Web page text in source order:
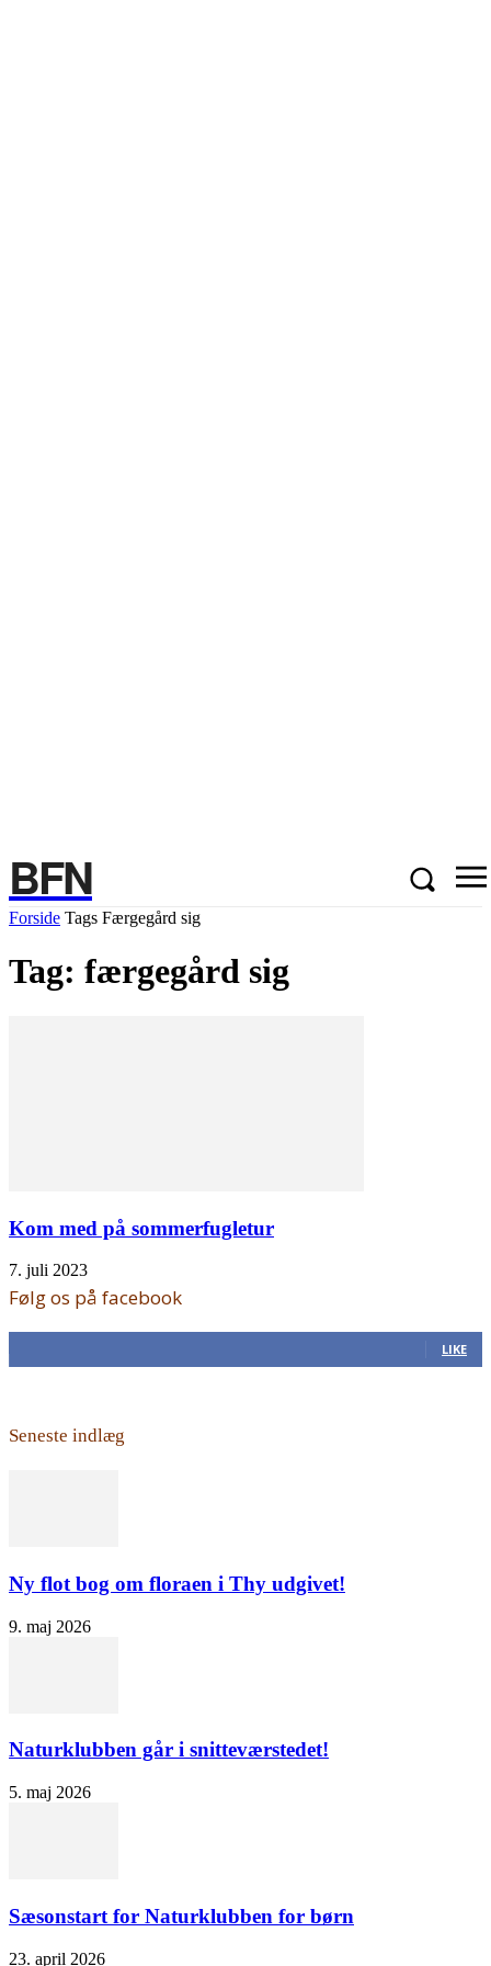
BFN
Forside Tags Færgegård sig
Tag: færgegård sig
Kom med på sommerfugletur
7. juli 2023
Følg os på facebook
LIKE
Seneste indlæg
Ny flot bog om floraen i Thy udgivet!
9. maj 2026
Naturklubben går i snitteværstedet!
5. maj 2026
Sæsonstart for Naturklubben for børn
23. april 2026